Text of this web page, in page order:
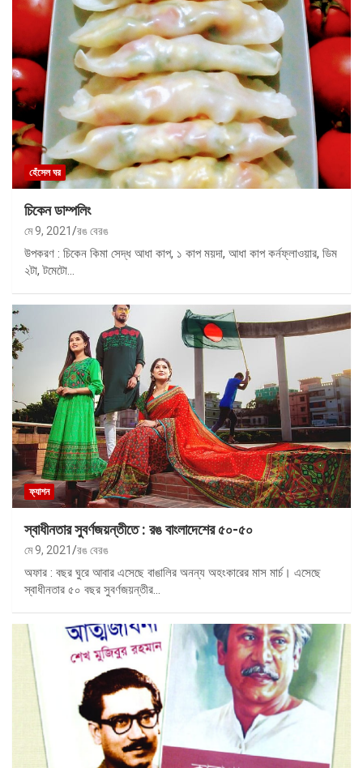
হেঁসেল ঘর
চিকেন ডাম্পলিং
মে 9, 2021 রঙ বেরঙ
উপকরণ : চিকেন কিমা সেদ্ধ আধা কাপ, ১ কাপ ময়দা, আধা কাপ কর্নফ্লাওয়ার, ডিম
২টা, টমেটো…
ফ্যাশন
স্বাধীনতার সুবর্ণজয়ন্তীতে : রঙ বাংলাদেশের ৫০-৫০
মে 9, 2021 রঙ বেরঙ
অফার : বছর ঘুরে আবার এসেছে বাঙালির অনন্য অহংকারের মাস মার্চ। এসেছে
স্বাধীনতার ৫০ বছর সুবর্ণজয়ন্তীর…